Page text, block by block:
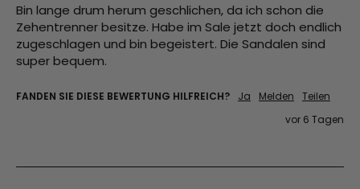
Bin lange drum herum geschlichen, da ich schon die
Zehentrenner besitze. Habe im Sale jetzt doch endlich
zugeschlagen und bin begeistert. Die Sandalen sind
super bequem.
FANDEN SIE DIESE BEWERTUNG HILFREICH? Ja Melden
Teilen
vor 6 Tagen